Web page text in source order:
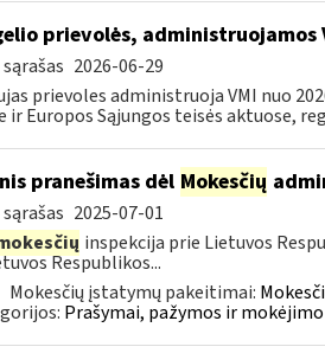
prievolės, administruojamos
2026-06-29
prievoles administruoja VMI nuo
ir Europos Sąjungos teisės aktuose,
pranešimas dėl Mokesčių
2025-07-01
inspekcija prie Lietuvos
Respublikos...
Mokesčių įstatymų pakeitimai:
Prašymai, pažymos ir